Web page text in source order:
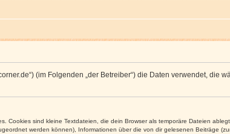
(im Folgenden „der Betreiber“) die Daten verwendet, die
Cookies sind kleine Textdateien, die dein Browser als temporäre Dateien
werden können), Informationen über die von dir gelesenen Beiträge